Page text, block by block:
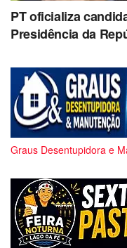
PT oficializa
Presidência da
Graus Desentupidora e